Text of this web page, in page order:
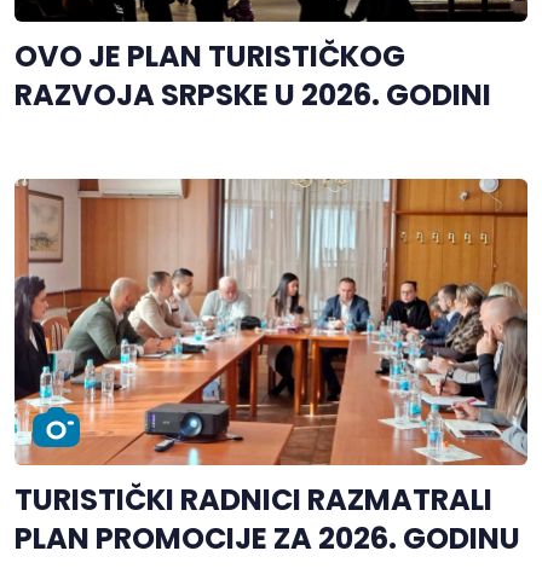
OVO JE PLAN TURISTIČKOG
RAZVOJA SRPSKE U 2026. GODINI
TURISTIČKI RADNICI RAZMATRALI
PLAN PROMOCIJE ZA 2026. GODINU